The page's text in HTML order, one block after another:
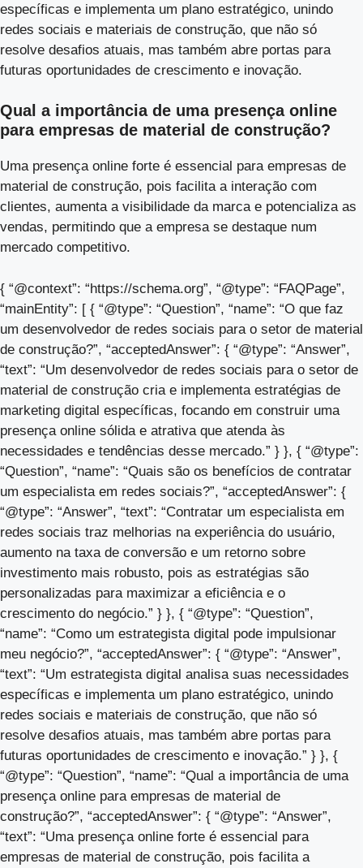
específicas e implementa um plano estratégico, unindo
redes sociais e materiais de construção, que não só
resolve desafios atuais, mas também abre portas para
futuras oportunidades de crescimento e inovação.
Qual a importância de uma presença online
para empresas de material de construção?
Uma presença online forte é essencial para empresas de
material de construção, pois facilita a interação com
clientes, aumenta a visibilidade da marca e potencializa as
vendas, permitindo que a empresa se destaque num
mercado competitivo.
{ “@context”: “https://schema.org”, “@type”: “FAQPage”,
“mainEntity”: [ { “@type”: “Question”, “name”: “O que faz
um desenvolvedor de redes sociais para o setor de material
de construção?”, “acceptedAnswer”: { “@type”: “Answer”,
“text”: “Um desenvolvedor de redes sociais para o setor de
material de construção cria e implementa estratégias de
marketing digital específicas, focando em construir uma
presença online sólida e atrativa que atenda às
necessidades e tendências desse mercado.” } }, { “@type”:
“Question”, “name”: “Quais são os benefícios de contratar
um especialista em redes sociais?”, “acceptedAnswer”: {
“@type”: “Answer”, “text”: “Contratar um especialista em
redes sociais traz melhorias na experiência do usuário,
aumento na taxa de conversão e um retorno sobre
investimento mais robusto, pois as estratégias são
personalizadas para maximizar a eficiência e o
crescimento do negócio.” } }, { “@type”: “Question”,
“name”: “Como um estrategista digital pode impulsionar
meu negócio?”, “acceptedAnswer”: { “@type”: “Answer”,
“text”: “Um estrategista digital analisa suas necessidades
específicas e implementa um plano estratégico, unindo
redes sociais e materiais de construção, que não só
resolve desafios atuais, mas também abre portas para
futuras oportunidades de crescimento e inovação.” } }, {
“@type”: “Question”, “name”: “Qual a importância de uma
presença online para empresas de material de
construção?”, “acceptedAnswer”: { “@type”: “Answer”,
“text”: “Uma presença online forte é essencial para
empresas de material de construção, pois facilita a